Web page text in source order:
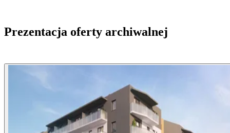
Prezentacja oferty archiwalnej